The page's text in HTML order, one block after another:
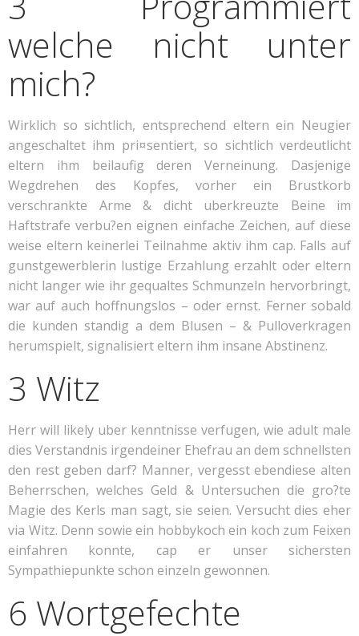
welche nicht unter
mich?
Wirklich so sichtlich, entsprechend eltern ein Neugier
angeschaltet ihm pri¤sentiert, so sichtlich verdeutlicht
eltern ihm beilaufig deren Verneinung. Dasjenige
Wegdrehen des Kopfes, vorher ein Brustkorb
verschrankte Arme & dicht uberkreuzte Beine im
Haftstrafe verbu?en eignen einfache Zeichen, auf diese
weise eltern keinerlei Teilnahme aktiv ihm cap. Falls auf
gunstgewerblerin lustige Erzahlung erzahlt oder eltern
nicht langer wie ihr gequaltes Schmunzeln hervorbringt,
war auf auch hoffnungslos – oder ernst. Ferner sobald
die kunden standig a dem Blusen – & Pulloverkragen
herumspielt, signalisiert eltern ihm insane Abstinenz.
3 Witz
Herr will likely uber kenntnisse verfugen, wie adult male
dies Verstandnis irgendeiner Ehefrau an dem schnellsten
den rest geben darf? Manner, vergesst ebendiese alten
Beherrschen, welches Geld & Untersuchen die gro?te
Magie des Kerls man sagt, sie seien. Versucht dies eher
via Witz. Denn sowie ein hobbykoch ein koch zum Feixen
einfahren konnte, cap er unser sichersten
Sympathiepunkte schon einzeln gewonnen.
6 Wortgefechte